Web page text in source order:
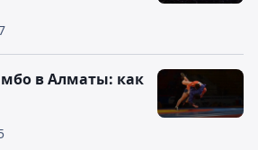
в Алматы: как